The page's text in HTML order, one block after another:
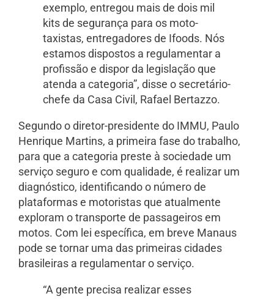
exemplo, entregou mais de dois mil
kits de segurança para os moto-
taxistas, entregadores de Ifoods. Nós
estamos dispostos a regulamentar a
profissão e dispor da legislação que
atenda a categoria”, disse o secretário-
chefe da Casa Civil, Rafael Bertazzo.
Segundo o diretor-presidente do IMMU, Paulo
Henrique Martins, a primeira fase do trabalho,
para que a categoria preste à sociedade um
serviço seguro e com qualidade, é realizar um
diagnóstico, identificando o número de
plataformas e motoristas que atualmente
exploram o transporte de passageiros em
motos. Com lei específica, em breve Manaus
pode se tornar uma das primeiras cidades
brasileiras a regulamentar o serviço.
“A gente precisa realizar esses